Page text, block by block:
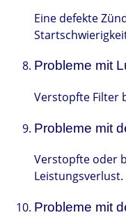
Eine defekte
Probleme mit
Verstopfte Filter
Probleme mit
Verstopfte oder
Leistungsverlust.
Probleme mit